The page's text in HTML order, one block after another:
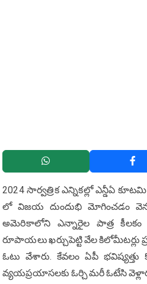
2024 సార్వత్రిక ఎన్నికల్లో ఎన్డీఏ కూటమి
లో విజయ దుందుభి మోగించడం
అమెరికాలోని ఎన్నారైల పాత్ర కీలకం
రూపాయలు ఖర్చుపెట్టి వేల
ఓటు వేశారు. కేవలం ఏపీ భవిష్యత్తు
వ్యయప్రయాసలకు ఓర్చి మరీ ఓటేసి